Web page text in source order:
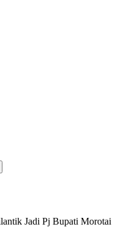
Jadi Pj Bupati Morotai